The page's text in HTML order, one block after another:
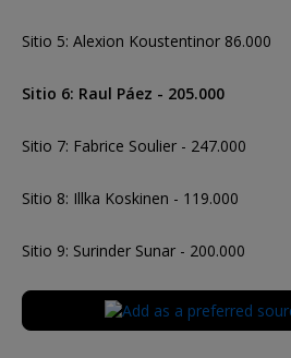
Sitio 5: Alexion Koustentinor 86.000
Sitio 6: Raul Páez - 205.000
Sitio 7: Fabrice Soulier - 247.000
Sitio 8: Illka Koskinen - 119.000
Sitio 9: Surinder Sunar - 200.000